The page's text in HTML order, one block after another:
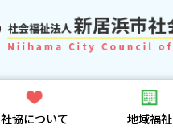
社協について 地域福祉